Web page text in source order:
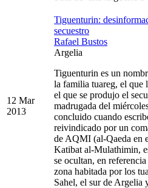
12 Mar
2013
Tiguenturin:
secuestro
Rafael Bustos
Argelia
Tiguenturin es un
la familia tuareg, el que
el que se produjo el
madrugada del
concluido cuando
reivindicado por un
de AQMI (al-Qaeda en
Katibat al-Mulathimin,
se ocultan, en
zona habitada por los
Sahel, el sur de Argelia